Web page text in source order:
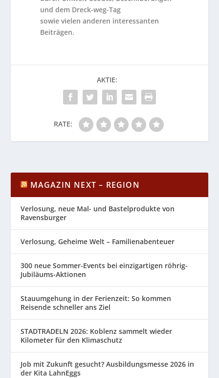
und dem Dreck-weg-Tag
sowie vielen anderen interessanten
Beiträgen.
AKTIE:
RATE:
MAGAZIN NEXT – REGION
Verlosung, neue Mal- und Bastelprodukte von
Ravensburger
Verlosung, Geheime Welt – Familienabenteuer
300 neue Sommer-Events bei einzigartigen röhrig-
Jubiläums-Aktionen
Stauumgehung in der Ferienzeit: So kommen
Reisende schneller ans Ziel
STADTRADELN 2026: Koblenz sammelt wieder
Kilometer für den Klimaschutz
Job mit Zukunft gesucht? Ausbildungsmesse 2026 in
der Kita LahnEggs